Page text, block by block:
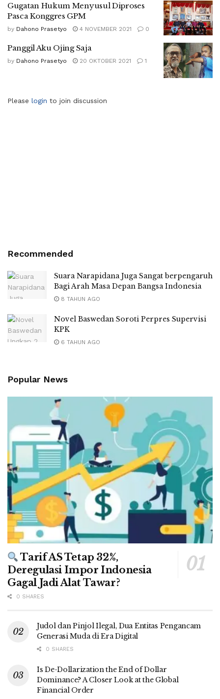
Gugatan Hukum Menyusul Diproses
Pasca Konggres GPM
by Dahono Prasetyo 4 NOVEMBER 2021 0
Panggil Aku Ojing Saja
by Dahono Prasetyo 20 OKTOBER 2021 1
Please login to join discussion
Recommended
Suara Narapidana Juga Sangat berpengaruh
Bagi Arah Masa Depan Bangsa Indonesia
8 TAHUN AGO
Novel Baswedan Soroti Perpres Supervisi
KPK
6 TAHUN AGO
Popular News
Tarif AS Tetap 32%,
Deregulasi Impor Indonesia
Gagal Jadi Alat Tawar?
0 SHARES
Judol dan Pinjol Ilegal, Dua Entitas Pengancam
Generasi Muda di Era Digital
0 SHARES
Is De-Dollarization the End of Dollar
Dominance? A Closer Look at the Global
Financial Order